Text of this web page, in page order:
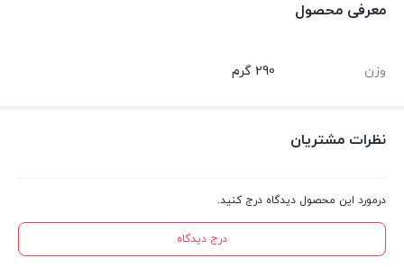
معرفی محصول
وزن 290 گرم
نظرات مشتریان
درمورد این محصول دیدگاه درج کنید.
درج دیدگاه